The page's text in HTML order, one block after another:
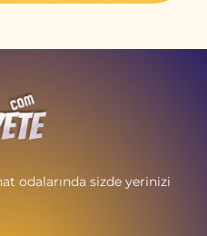
odalarında sizde yerinizi